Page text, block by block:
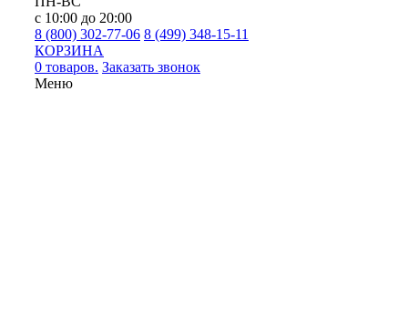
с 10:00 до 20:00
8 (800) 302-77-06 8 (499) 348-15-11
КОРЗИНА
0 товаров. Заказать звонок
Меню